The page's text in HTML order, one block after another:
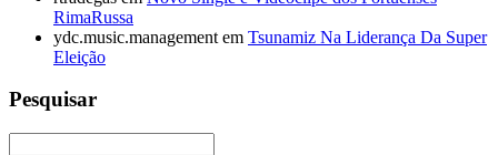
RimaRussa
ydc.music.management em Tsunamiz Na Liderança Da Super
Eleição
Pesquisar